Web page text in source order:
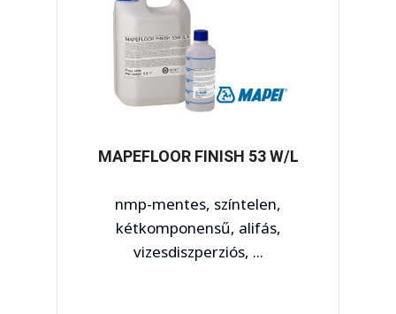
MAPEFLOOR FINISH 53 W/L
nmp-mentes, színtelen,
kétkomponensű, alifás,
vizesdiszperziós, ...